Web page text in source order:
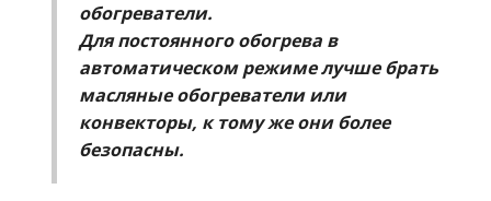
обогреватели.
Для постоянного обогрева в
автоматическом режиме лучше брать
масляные обогреватели или
конвекторы, к тому же они более
безопасны.